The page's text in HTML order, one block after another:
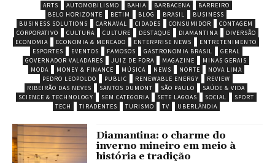
ARTS AUTOMOBILISMO BAHIA BARBACENA
BARREIRO
BELO HORIZONTE
BETIM BLOG BRASIL
BUSINESS
BUSINESS SOLUTIONS
CARNAVAL CIDADES CONSUMIDOR
CONTAGEM
CORPORATIVO
CULTURA CULTURE DESTAQUE DIAMANTINA
DIVERSÃO
ECONOMIA
ECONOMIA & MERCADO ENTERPRISE NEWS
ENTRETENIMENTO
ESPORTES
EVENTOS FAMOSOS GASTRONOMIA BRASIL
GERAL
GOVERNADOR VALADARES
JUIZ DE FORA MAGAZINE
MINAS GERAIS
MODA
MONEY & FINANCE MÚSICA NEWS NORTE
NOVA LIMA
PEDRO LEOPOLDO
PUBLIC RENEWABLE ENERGY
REVIEW
RIBEIRÃO DAS NEVES
SANTOS DUMONT SÃO PAULO
SAÚDE & VIDA
SCIENCE & TECHNOLOGY
SEM CATEGORIA SETE LAGOAS SOCIAL
SPORT
TECH
TIRADENTES TURISMO TV UBERLÂNDIA
Diamantina: o charme do
inverno mineiro em meio à
história e tradição